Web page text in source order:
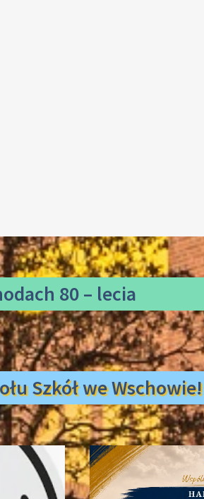
80 – lecia
Szkół we Wschowie!